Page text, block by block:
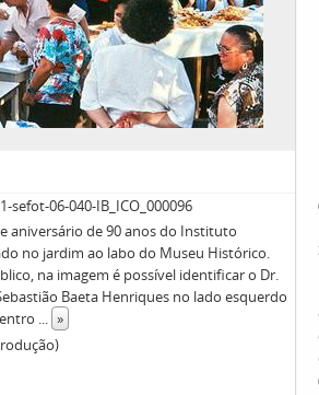
sefot-06-040-IB_ICO_000096
aniversário de 90 anos do Instituto
no jardim ao labo do Museu Histórico.
na imagem é possível identificar o Dr.
Baeta Henriques no lado esquerdo
... »